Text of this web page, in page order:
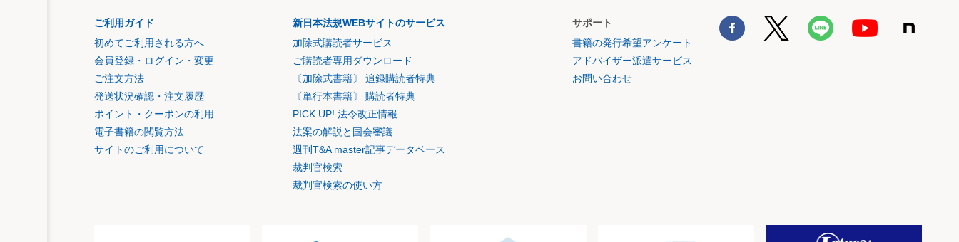
ご利用ガイド
初めてご利用される方へ
会員登録・ログイン・変更
ご注文方法
発送状況確認・注文履歴
ポイント・クーポンの利用
電子書籍の閲覧方法
サイトのご利用について
新日本法規WEBサイトのサービス
加除式購読者サービス
ご購読者専用ダウンロード
〔加除式書籍〕 追録購読者特典
〔単行本書籍〕 購読者特典
PICK UP! 法令改正情報
法案の解説と国会審議
週刊T&A master記事データベース
裁判官検索
裁判官検索の使い方
サポート
書籍の発行希望アンケート
アドバイザー派遣サービス
お問い合わせ